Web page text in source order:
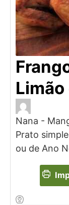
Nana -
Prato
ou de Ano